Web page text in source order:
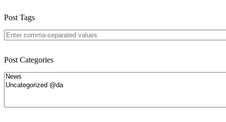
Post Tags
Post Categories